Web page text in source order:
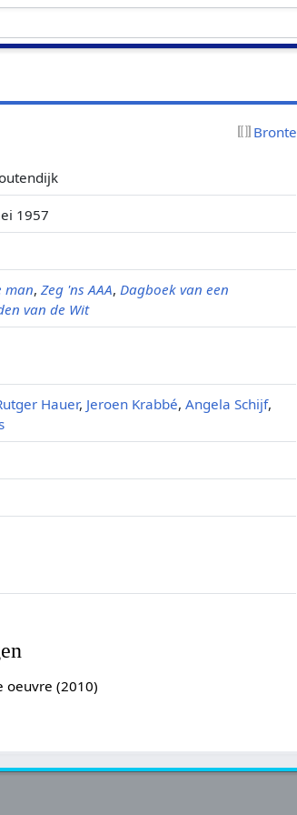
1957
man,Zeg 'ns AAA, Dagboek van een
van de Wit
Hauer, Jeroen Krabbé,Angela Schijf,
oeuvre (2010)